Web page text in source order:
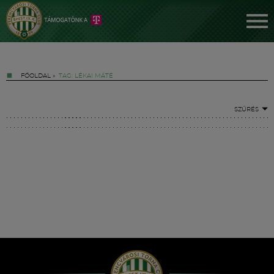
FŐOLDAL » TAG: LÉKAI MÁTÉ
SZŰRÉS
Hírek